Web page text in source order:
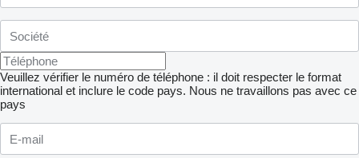
Veuillez vérifier le numéro de téléphone : il doit respecter le format
international et inclure le code pays. Nous ne travaillons pas avec ce
pays